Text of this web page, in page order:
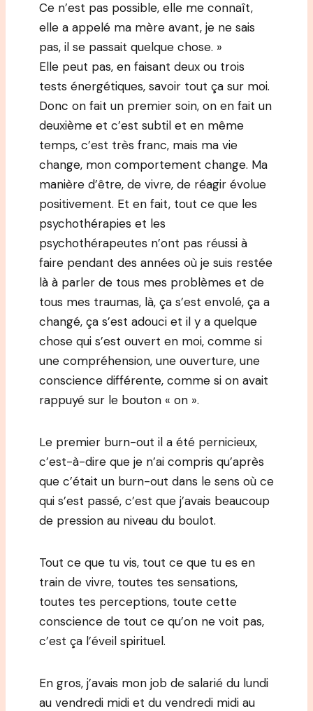
Ce n’est pas possible, elle me connaît,
elle a appelé ma mère avant, je ne sais
pas, il se passait quelque chose. »
Elle peut pas, en faisant deux ou trois
tests énergétiques, savoir tout ça sur moi.
Donc on fait un premier soin, on en fait un
deuxième et c’est subtil et en même
temps, c’est très franc, mais ma vie
change, mon comportement change. Ma
manière d’être, de vivre, de réagir évolue
positivement. Et en fait, tout ce que les
psychothérapies et les
psychothérapeutes n’ont pas réussi à
faire pendant des années où je suis restée
là à parler de tous mes problèmes et de
tous mes traumas, là, ça s’est envolé, ça a
changé, ça s’est adouci et il y a quelque
chose qui s’est ouvert en moi, comme si
une compréhension, une ouverture, une
conscience différente, comme si on avait
rappuyé sur le bouton « on ».
Le premier burn-out il a été pernicieux,
c’est-à-dire que je n’ai compris qu’après
que c’était un burn-out dans le sens où ce
qui s’est passé, c’est que j’avais beaucoup
de pression au niveau du boulot.
Tout ce que tu vis, tout ce que tu es en
train de vivre, toutes tes sensations,
toutes tes perceptions, toute cette
conscience de tout ce qu’on ne voit pas,
c’est ça l’éveil spirituel.
En gros, j’avais mon job de salarié du lundi
au vendredi midi et du vendredi midi au